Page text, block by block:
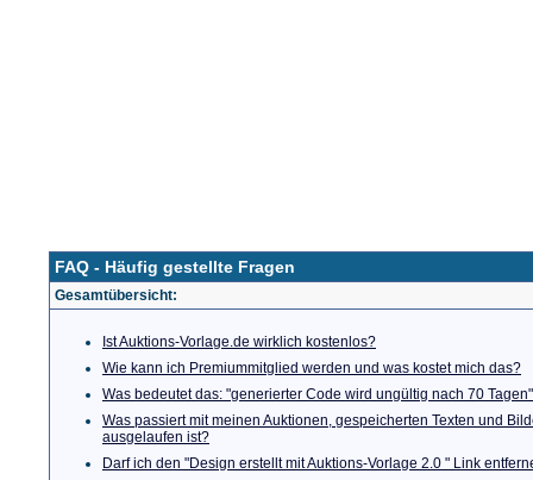
FAQ - Häufig gestellte Fragen
Gesamtübersicht:
Ist Auktions-Vorlage.de wirklich kostenlos?
Wie kann ich Premiummitglied werden und was kostet mich das?
Was bedeutet das: "generierter Code wird ungültig nach 70
Was passiert mit meinen Auktionen, gespeicherten Texten und
ausgelaufen ist?
Darf ich den "Design erstellt mit Auktions-Vorlage 2.0 " Link